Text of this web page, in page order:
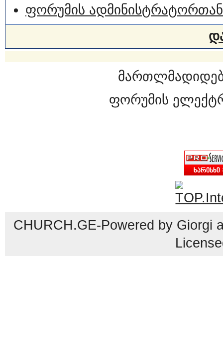
ფორუმის ადმინისტრატორთან
ფორუმის
CHURCH.GE-Powered by Giorgi